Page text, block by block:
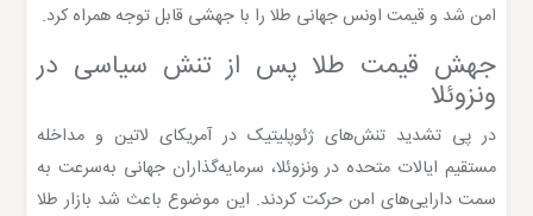
امن شد و قیمت اونس جهانی طلا را با جهشی قابل توجه همراه کرد.
جهش قیمت طلا پس از تنش سیاسی در
ونزوئلا
در پی تشدید تنش‌های ژئوپلیتیک در آمریکای لاتین و مداخله
مستقیم ایالات متحده در ونزوئلا، سرمایه‌گذاران جهانی به‌سرعت به
سمت دارایی‌های امن حرکت کردند. این موضوع باعث شد بازار طلا